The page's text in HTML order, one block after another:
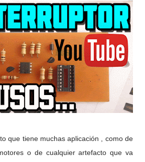
tiene muchas aplicación , como de
o de cualquier artefacto que va